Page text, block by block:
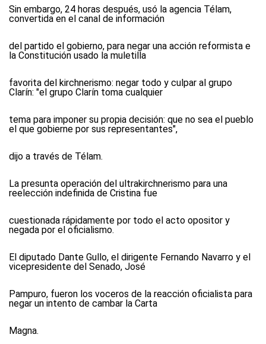
Sin embargo, 24 horas después, usó la agencia Télam,
convertida en el canal de información
del partido el gobierno, para negar una acción reformista e
la Constitución usado la muletilla
favorita del kirchnerismo: negar todo y culpar al grupo
Clarín: "el grupo Clarín toma cualquier
tema para imponer su propia decisión: que no sea el pueblo
el que gobierne por sus representantes",
dijo a través de Télam.
La presunta operación del ultrakirchnerismo para una
reelección indefinida de Cristina fue
cuestionada rápidamente por todo el acto opositor y
negada por el oficialismo.
El diputado Dante Gullo, el dirigente Fernando Navarro y el
vicepresidente del Senado, José
Pampuro, fueron los voceros de la reacción oficialista para
negar un intento de cambar la Carta
Magna.